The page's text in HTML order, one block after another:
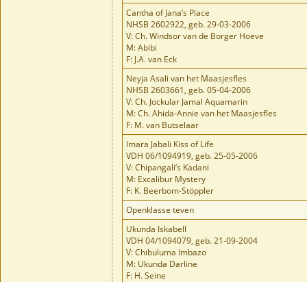
Cantha of Jana’s Place
NHSB 2602922, geb. 29-03-2006
V: Ch. Windsor van de Borger Hoeve
M: Abibi
F: J.A. van Eck
Neyja Asali van het Maasjesfles
NHSB 2603661, geb. 05-04-2006
V: Ch. Jockular Jamal Aquamarin
M: Ch. Ahida-Annie van het Maasjesfles
F: M. van Butselaar
Imara Jabali Kiss of Life
VDH 06/1094919, geb. 25-05-2006
V: Chipangali’s Kadani
M: Excalibur Mystery
F: K. Beerbom-Stöppler
Openklasse teven
Ukunda Iskabell
VDH 04/1094079, geb. 21-09-2004
V: Chibuluma Imbazo
M: Ukunda Darline
F: H. Seine